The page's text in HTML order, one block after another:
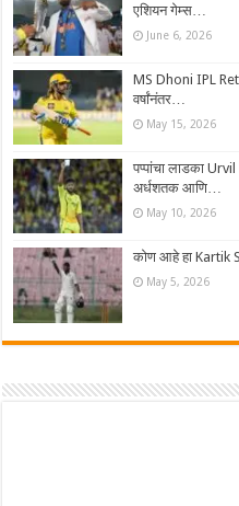
एशियन गेम्स…
June 6, 2026
MS Dhoni IPL
वर्षांनंतर…
May 15, 2026
पप्पांचा लाडका
अर्धशतक आणि…
May 10, 2026
कोण आहे हा Kartik
May 5, 2026